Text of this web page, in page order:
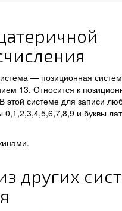
— позиционная
13. Относится к
этой системе для записи
и буквы
других